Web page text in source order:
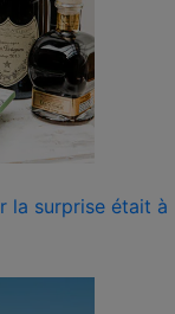
la surprise était à